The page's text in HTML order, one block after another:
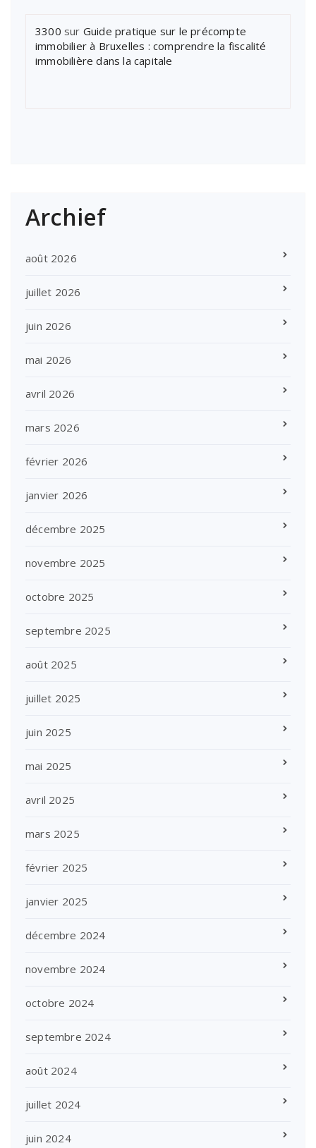
3300 sur Guide pratique sur le précompte
immobilier à Bruxelles : comprendre la fiscalité
immobilière dans la capitale
Archief
août 2026
juillet 2026
juin 2026
mai 2026
avril 2026
mars 2026
février 2026
janvier 2026
décembre 2025
novembre 2025
octobre 2025
septembre 2025
août 2025
juillet 2025
juin 2025
mai 2025
avril 2025
mars 2025
février 2025
janvier 2025
décembre 2024
novembre 2024
octobre 2024
septembre 2024
août 2024
juillet 2024
juin 2024